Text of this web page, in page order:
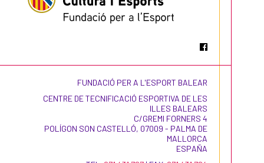
FUNDACIÓ PER A L'ESPORT BALEAR
CENTRE DE TECNIFICACIÓ ESPORTIVA DE LES
ILLES BALEARS
C/GREMI FORNERS 4
POLÍGON SON CASTELLÓ, 07009 - PALMA DE
MALLORCA
ESPAÑA